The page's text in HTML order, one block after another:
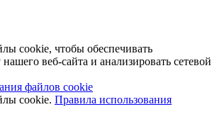
cookie, чтобы обеспечивать
веб-сайта и анализировать сетевой
файлов cookie
cookie. Правила использования